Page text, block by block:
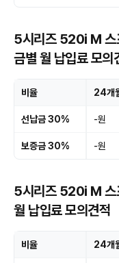
5시리즈 520i M 스
금별 월 납입료 모의
비율 24개
선납금 30% -원
보증금 30% -원
5시리즈 520i M 스
월 납입료 모의견적
비율 24개